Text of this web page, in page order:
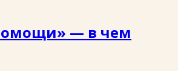
— в чем